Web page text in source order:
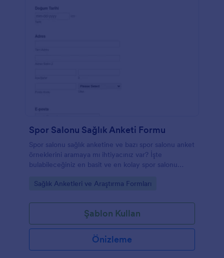
Spor Salonu Sağlık Anketi Formu
Spor salonu sağlık anketine ve bazı spor salonu anket
örneklerini aramaya mı ihtiyacınız var? İşte
bulabileceğiniz en basit ve en kolay spor salonu
Go to Category:
Sağlık Anketleri ve Araştırma Formları
Şablon Kullan
Önizleme